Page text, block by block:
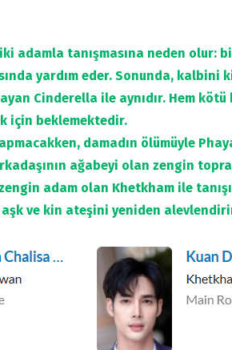
adamla tanışmasına neden olur:
yardım eder. Sonunda, kalbini
Cinderella ile aynıdır. Hem
için beklemektedir.
damadın ölümüyle
ağabeyi olan zengin
adam olan Khetkham ile
ve kin ateşini yeniden